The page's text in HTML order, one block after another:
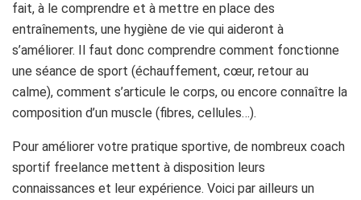
fait, à le comprendre et à mettre en place des
entraînements, une hygiène de vie qui aideront à
s’améliorer. Il faut donc comprendre comment fonctionne
une séance de sport (échauffement, cœur, retour au
calme), comment s’articule le corps, ou encore connaître la
composition d’un muscle (fibres, cellules…).
Pour améliorer votre pratique sportive, de nombreux coach
sportif freelance mettent à disposition leurs
connaissances et leur expérience. Voici par ailleurs un